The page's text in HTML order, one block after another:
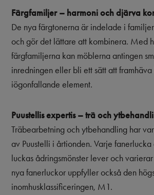
Färgfamiljer – harmoni och djärva
De nya färgtonerna är indelade i
och gör det lättare att kombinera. Med
färgfamiljerna kan möblerna antingen
inredningen eller bli ett sätt att framhäva
iögonfallande element.
Puustellis expertis – trä och
Träbearbetning och ytbehandling har
av Puustelli i årtionden. Varje
luckas ådringsmönster lever och
nya fanerluckor uppfyller också den
inomhusklassificeringen, M1.